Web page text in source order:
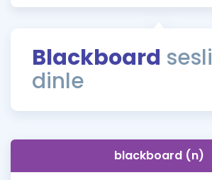
ÖSYM Sınav Takvimi
Kampanyalar
İngilizce Gramer
Blackboard sesli
dinle
blackboard (n)